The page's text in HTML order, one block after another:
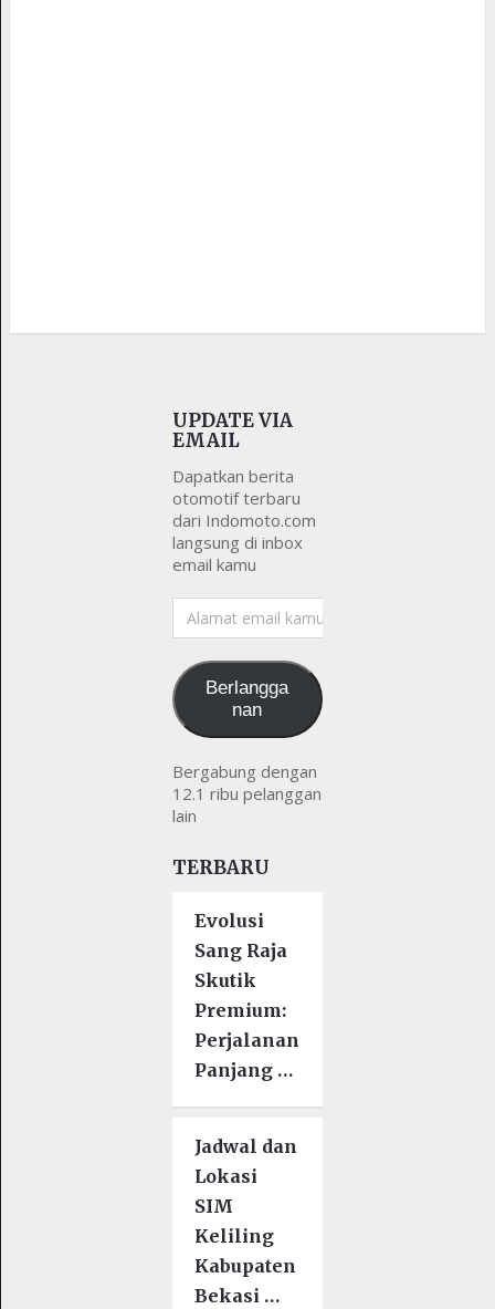
UPDATE VIA
EMAIL
Dapatkan berita
otomotif terbaru
dari Indomoto.com
langsung di inbox
email kamu
Alamat
email
Berlangga
nan
Bergabung dengan
12.1 ribu pelanggan
lain
TERBARU
Evolusi
Sang Raja
Skutik
Premium:
Perjalanan
Panjang …
Jadwal dan
Lokasi
SIM
Keliling
Kabupaten
Bekasi …